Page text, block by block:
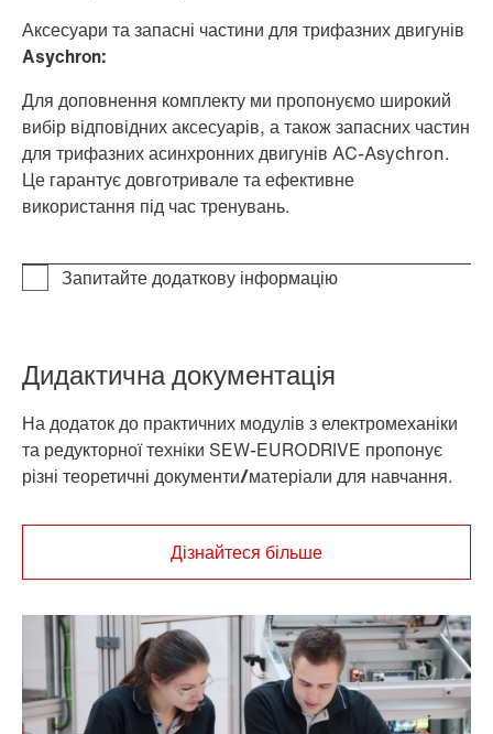
Аксесуари та запасні частини для трифазних двигунів
Asychron:
Для доповнення комплекту ми пропонуємо широкий
вибір відповідних аксесуарів, а також запасних частин
для трифазних асинхронних двигунів AC-Asychron.
Це гарантує довготривале та ефективне
використання під час тренувань.
Дидактична документація
На додаток до практичних модулів з електромеханіки
та редукторної техніки SEW-EURODRIVE пропонує
різні теоретичні документи/матеріали для навчання.
Дізнайтеся більше